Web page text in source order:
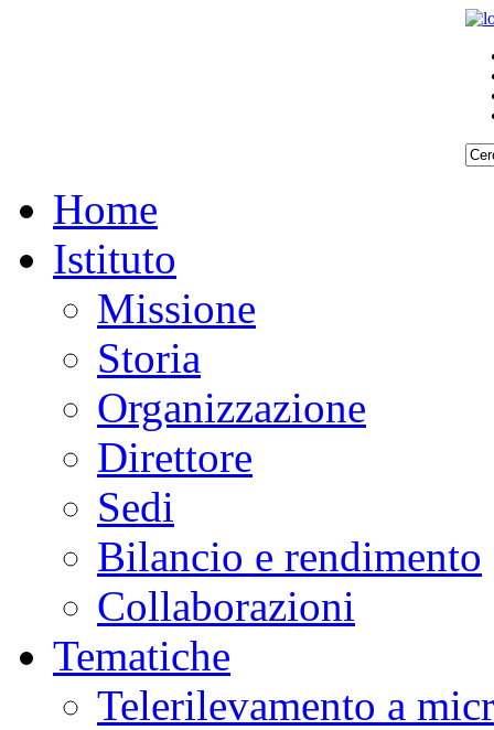
Home
Istituto
Missione
Storia
Organizzazione
Direttore
Sedi
Bilancio e rendimento
Collaborazioni
Tematiche
Telerilevamento a